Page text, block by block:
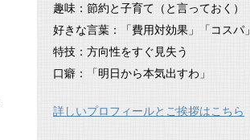
趣味：節約と子育て（と言っておく）
好きな言葉：「費用対効果」「コスパ」
特技：方向性をすぐ見失う
口癖：「明日から本気出すわ」
詳しいプロフィールとご挨拶はこちら